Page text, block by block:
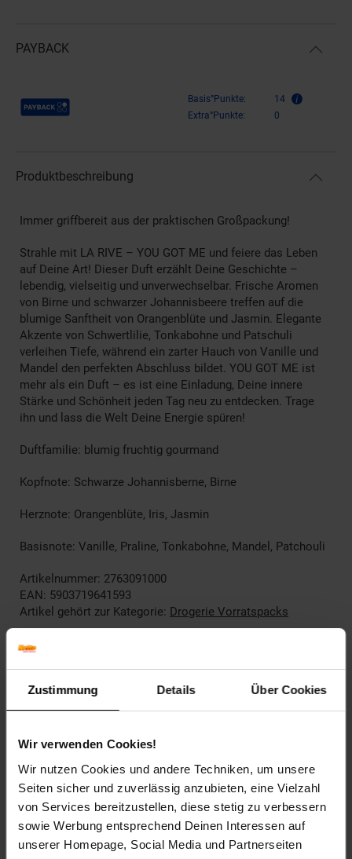
Zustimmung Details Über Cookies
Wir verwenden Cookies!
Wir nutzen Cookies und andere Techniken, um unsere
Seiten sicher und zuverlässig anzubieten, eine Vielzahl
von Services bereitzustellen, diese stetig zu verbessern
sowie Werbung entsprechend Deinen Interessen auf
unserer Homepage, Social Media und Partnerseiten
PAYBACK
Payback Punkte Basis°Punkte:
14
Extra°Punkte:
0
Produktbeschreibung
Immer griffbereit aus der praktischen Großpackung!
Strahle mit LA RIVE – YOU GOT ME und feiere das Leben
auf Deine Art! Dieser Duft erzählt Deine Geschichte –
lebendig, vielseitig und unverwechselbar. Frische Aromen
von Birne und schwarzer Johannisbeere treffen auf die
blumige Sanftheit von Orangenblüte und Jasmin. Elegante
Akzente von Schwertlilie, Tonkabohne und Patschuli
verleihen Tiefe, während ein zarter Hauch von Vanille und
Mandel den perfekten Abschluss bildet. YOU GOT ME ist
mehr als ein Duft – es ist eine Einladung, Deine innere
Stärke und Schönheit jeden Tag neu zu entdecken. Trage
ihn und lass die Welt Deine Energie spüren!
Duftfamilie: blumig fruchtig gourmand
Kopfnote: Schwarze Johannisberne, Birne
Herznote: Orangenblüte, Iris, Jasmin
Basisnote: Vanille, Praline, Tonkabohne, Mandel, Patchouli
Artikelnummer: 2763091000
EAN: 5903719641593
Artikel gehört zur Kategorie: Drogerie Vorratspacks
verletzter Haut anwenden. Kontakt mit den Augen
vermeiden und nicht einatmen. Für Kinder unzugänglich
aufbewahren.